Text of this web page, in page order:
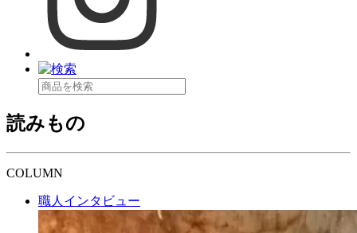
読みもの
COLUMN
職人インタビュー